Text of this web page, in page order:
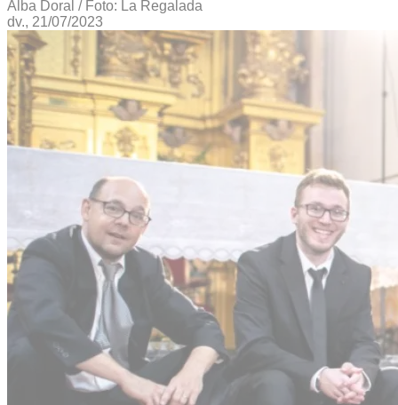
Alba Doral / Foto: La Regalada
dv., 21/07/2023